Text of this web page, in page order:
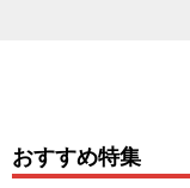
おすすめ特集